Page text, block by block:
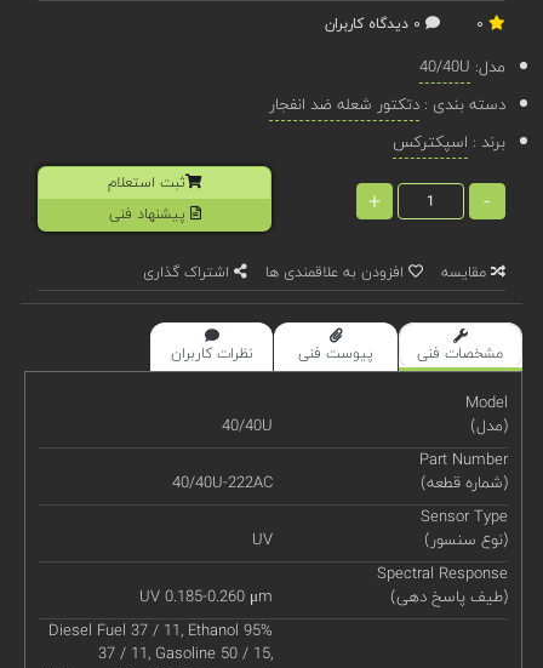
مدل: 40/40U
دسته بندی :دتکتور شعله ضد انفجار
برند : اسپکترکس
-
+
ثبت استعلام
پیشنهاد فنی
مقایسه افزودن به علاقمندی ها اشتراک گذاری
مشخصات فنی پیوست فنی نظرات کاربران
Model
(مدل)
40/40U
Part Number
(شماره قطعه)
40/40U-222AC
Sensor Type
(نوع سنسور)
UV
Spectral Response
(طیف پاسخ دهی)
UV 0.185-0.260 μm
Diesel Fuel 37 / 11, Ethanol 95%
37 / 11, Gasoline 50 / 15,